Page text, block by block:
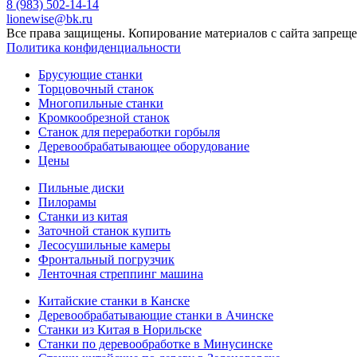
8 (983) 502-14-14
lionewise@bk.ru
Все права защищены. Копирование материалов с сайта
Политика конфиденциальности
Брусующие станки
Торцовочный станок
Многопильные станки
Кромкообрезной станок
Станок для переработки горбыля
Деревообрабатывающее оборудование
Цены
Пильные диски
Пилорамы
Станки из китая
Заточной станок купить
Лесосушильные камеры
Фронтальный погрузчик
Ленточная стреппинг машина
Китайские станки в Канске
Деревообрабатывающие станки в Ачинске
Станки из Китая в Норильске
Станки по деревообработке в Минусинске